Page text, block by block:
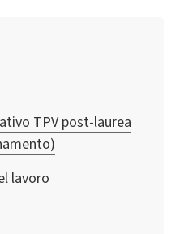
TPV post-laurea
lavoro